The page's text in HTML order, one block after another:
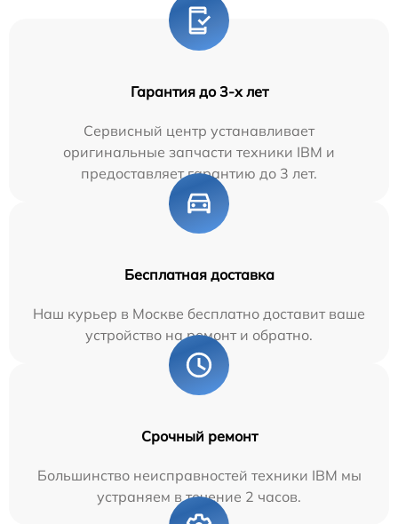
Гарантия до 3-х лет
Сервисный центр устанавливает
оригинальные запчасти техники IBM и
предоставляет гарантию до 3 лет.
Бесплатная доставка
Наш курьер в Москве бесплатно доставит ваше
устройство на ремонт и обратно.
Срочный ремонт
Большинство неисправностей техники IBM мы
устраняем в течение 2 часов.